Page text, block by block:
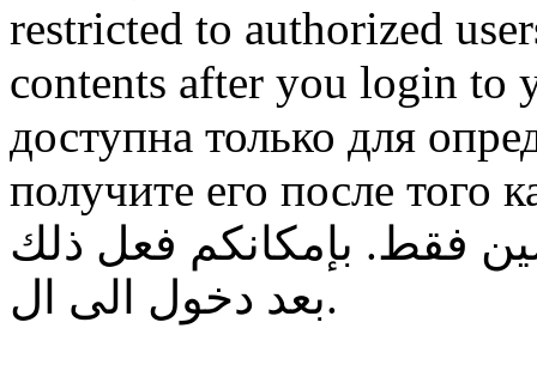
restricted to authorized
contents after you login to
доступна только для
получите его после того
فقط. بإمكانكم فعل ذلك
بعد دخول الى ال.